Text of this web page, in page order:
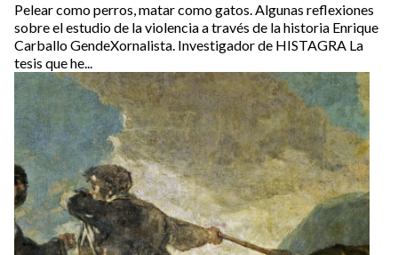
Pelear como perros, matar como gatos. Algunas reflexiones
sobre el estudio de la violencia a través de la historia Enrique
Carballo GendeXornalista. Investigador de HISTAGRA La
tesis que he...